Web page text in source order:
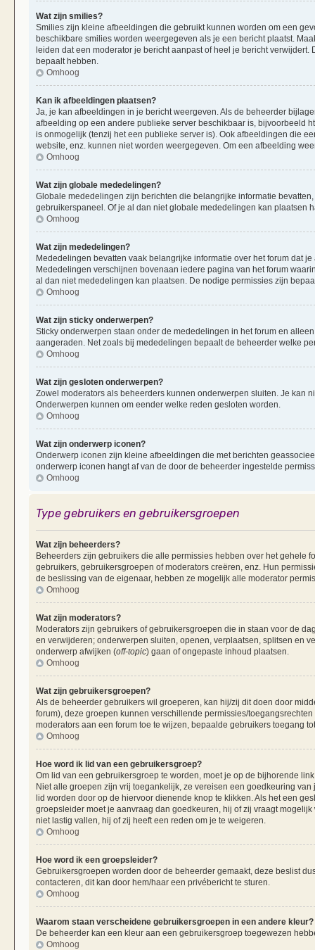
Wat zijn smilies?
Smilies zijn kleine afbeeldingen die gebruikt kunnen worden om een
beschikbare smilies worden weergegeven als je een bericht plaatst.
leiden dat een moderator je bericht aanpast of heel je bericht
bepaalt hebben.
Omhoog
Kan ik afbeeldingen plaatsen?
Ja, je kan afbeeldingen in je bericht weergeven. Als de beheerder
afbeelding op een andere publieke server beschikbaar is, bijvoorbeeld
is onmogelijk (tenzij het een publieke server is). Ook afbeeldingen die
website, enz. kunnen niet worden weergegeven. Om een afbeelding
Omhoog
Wat zijn globale mededelingen?
Globale mededelingen zijn berichten die belangrijke informatie
gebruikerspaneel. Of je al dan niet globale mededelingen kan plaatsen
Omhoog
Wat zijn mededelingen?
Mededelingen bevatten vaak belangrijke informatie over het forum dat
Mededelingen verschijnen bovenaan iedere pagina van het forum
al dan niet mededelingen kan plaatsen. De nodige permissies zijn
Omhoog
Wat zijn sticky onderwerpen?
Sticky onderwerpen staan onder de mededelingen in het forum en
aangeraden. Net zoals bij mededelingen bepaalt de beheerder welke
Omhoog
Wat zijn gesloten onderwerpen?
Zowel moderators als beheerders kunnen onderwerpen sluiten. Je kan
Onderwerpen kunnen om eender welke reden gesloten worden.
Omhoog
Wat zijn onderwerp iconen?
Onderwerp iconen zijn kleine afbeeldingen die met berichten
onderwerp iconen hangt af van de door de beheerder ingestelde
Omhoog
Type gebruikers en gebruikersgroepen
Wat zijn beheerders?
Beheerders zijn gebruikers die alle permissies hebben over het gehele
gebruikers, gebruikersgroepen of moderators creëren, enz. Hun
de beslissing van de eigenaar, hebben ze mogelijk alle moderator
Omhoog
Wat zijn moderators?
Moderators zijn gebruikers of gebruikersgroepen die in staan voor de
en verwijderen; onderwerpen sluiten, openen, verplaatsen, splitsen en
onderwerp afwijken (off-topic) gaan of ongepaste inhoud plaatsen.
Omhoog
Wat zijn gebruikersgroepen?
Als de beheerder gebruikers wil groeperen, kan hij/zij dit doen door
forum), deze groepen kunnen verschillende permissies/
moderators aan een forum toe te wijzen, bepaalde gebruikers toegang
Omhoog
Hoe word ik lid van een gebruikersgroep?
Om lid van een gebruikersgroep te worden, moet je op de bijhorende
Niet alle groepen zijn vrij toegankelijk, ze vereisen een goedkeuring
lid worden door op de hiervoor dienende knop te klikken. Als het een
groepsleider moet je aanvraag dan goedkeuren, hij of zij vraagt
niet lastig vallen, hij of zij heeft een reden om je te weigeren.
Omhoog
Hoe word ik een groepsleider?
Gebruikersgroepen worden door de beheerder gemaakt, deze beslist
contacteren, dit kan door hem/haar een privébericht te sturen.
Omhoog
Waarom staan verscheidene gebruikersgroepen in een andere kleur?
De beheerder kan een kleur aan een gebruikersgroep toegewezen
Omhoog